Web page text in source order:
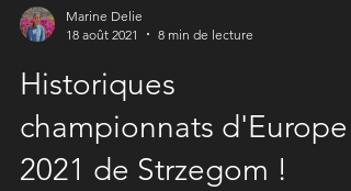
Marine Delie
18 août 2021
8 min de lecture
Historiques